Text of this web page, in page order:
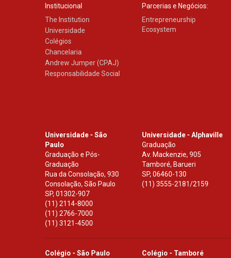
Institucional
The Institution
Universidade
Colégios
Chancelaria
Andrew Jumper (CPAJ)
Responsabilidade Social
Parcerias e Negócios:
Entrepreneurship
Ecosystem
Universidade - São
Paulo
Graduação e Pós-
Graduação
Rua da Consolação, 930
Consolação, São Paulo
SP, 01302-907
(11) 2114-8000
(11) 2766-7000
(11) 3121-4500
Universidade - Alphaville
Graduação
Av. Mackenzie, 905
Tamboré, Barueri
SP,06460-130
(11) 3555-2181/2159
Colégio - São Paulo
Colégio - Tamboré